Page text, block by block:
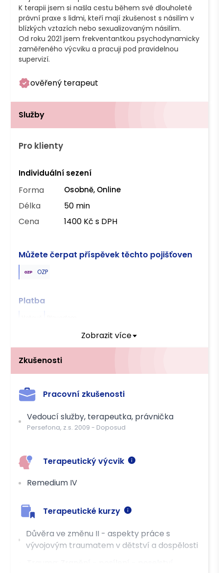
K terapii jsem si našla cestu během své dlouholeté
právní praxe s lidmi, kteří mají zkušenost s násilím v
blízkých vztazích nebo sexualizovaným násilím.
Od roku 2021 jsem frekventantkou psychodynamicky
zaměřeného výcviku a pracuji pod pravidelnou
supervizí.
ověřený terapeut
Služby
Pro klienty
Individuální sezení
Forma Osobně, Online
Délka
50 min
Cena
1400 Kč s DPH
Můžete čerpat příspěvek těchto pojišťoven
OZP
Platba
Zobrazit více
Zkušenosti
Pracovní zkušenosti
Vedoucí služby, terapeutka, právnička
Persefona, z.s. 2009 - Doposud
Terapeutický výcvik
Remedium IV
Terapeutické kurzy
Důvěra ve změnu II - aspekty práce s
vývojovým traumatem v dětství a dospělosti